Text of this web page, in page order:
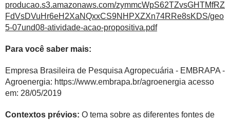
producao.s3.amazonaws.com/zymmcWpS62TZvsGHTMfRZ
FdVsDVuHr6eH2XaNQxxCS9NHPXZXn74RRe8sKDS/geo
5-07und08-atividade-acao-propositiva.pdf
Para você saber mais:
Empresa Brasileira de Pesquisa Agropecuária - EMBRAPA -
Agroenergia: https://www.embrapa.br/agroenergia acesso
em: 28/05/2019
Contextos prévios: O tema sobre as diferentes fontes de